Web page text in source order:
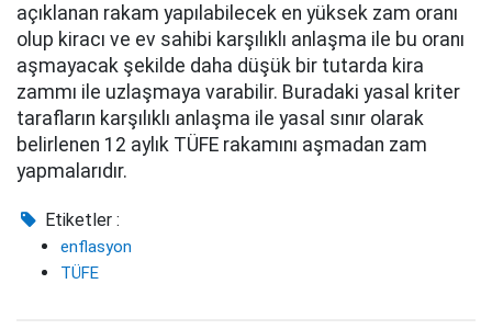
açıklanan rakam yapılabilecek en yüksek zam oranı
olup kiracı ve ev sahibi karşılıklı anlaşma ile bu oranı
aşmayacak şekilde daha düşük bir tutarda kira
zammı ile uzlaşmaya varabilir. Buradaki yasal kriter
tarafların karşılıklı anlaşma ile yasal sınır olarak
belirlenen 12 aylık TÜFE rakamını aşmadan zam
yapmalarıdır.
Etiketler :
enflasyon
TÜFE